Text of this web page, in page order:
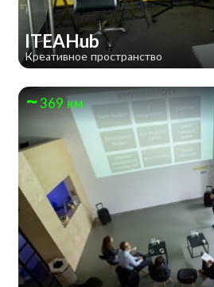
ITEAHub
Креативное пространство
369 км